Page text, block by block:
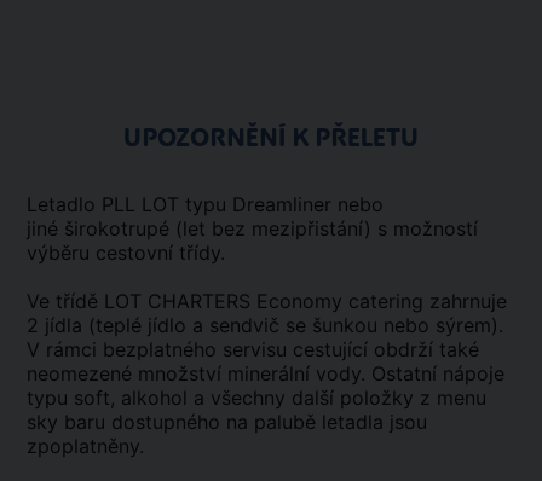
UPOZORNĚNÍ K PŘELETU
Letadlo PLL LOT typu Dreamliner nebo
jiné širokotrupé (let bez mezipřistání) s možností
výběru cestovní třídy.
Ve třídě LOT CHARTERS Economy catering zahrnuje
2 jídla (teplé jídlo a sendvič se šunkou nebo sýrem).
V rámci bezplatného servisu cestující obdrží také
neomezené množství minerální vody. Ostatní nápoje
typu soft, alkohol a všechny další položky z menu
sky baru dostupného na palubě letadla jsou
zpoplatněny.